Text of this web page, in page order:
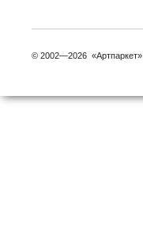
© 2002—2026 «Артпаркет»